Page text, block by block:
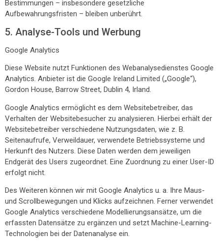
Bestimmungen – insbesondere gesetzliche
Aufbewahrungsfristen – bleiben unberührt.
5. Analyse-Tools und Werbung
Google Analytics
Diese Website nutzt Funktionen des Webanalysedienstes Google
Analytics. Anbieter ist die Google Ireland Limited („Google“),
Gordon House, Barrow Street, Dublin 4, Irland.
Google Analytics ermöglicht es dem Websitebetreiber, das
Verhalten der Websitebesucher zu analysieren. Hierbei erhält der
Websitebetreiber verschiedene Nutzungsdaten, wie z. B.
Seitenaufrufe, Verweildauer, verwendete Betriebssysteme und
Herkunft des Nutzers. Diese Daten werden dem jeweiligen
Endgerät des Users zugeordnet. Eine Zuordnung zu einer User-ID
erfolgt nicht.
Des Weiteren können wir mit Google Analytics u. a. Ihre Maus-
und Scrollbewegungen und Klicks aufzeichnen. Ferner verwendet
Google Analytics verschiedene Modellierungsansätze, um die
erfassten Datensätze zu ergänzen und setzt Machine-Learning-
Technologien bei der Datenanalyse ein.